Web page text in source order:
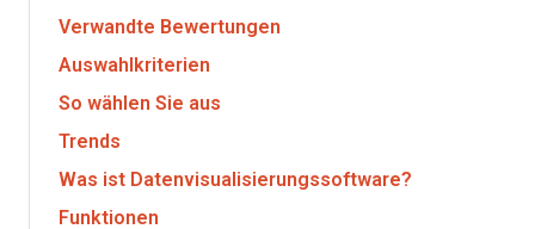
Verwandte Bewertungen
Auswahlkriterien
So wählen Sie aus
Trends
Was ist Datenvisualisierungssoftware?
Funktionen